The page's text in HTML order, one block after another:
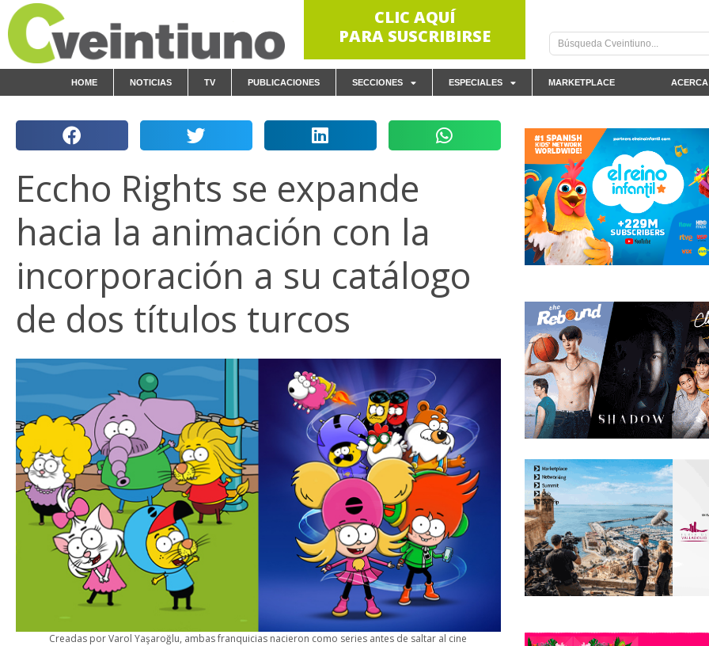
CLIC AQUÍ
PARA SUSCRIBIRSE
HOME NOTICIAS TV PUBLICACIONES SECCIONES ESPECIALES MARKETPLACE
Eccho Rights se expande
hacia la animación con la
incorporación a su catálogo
de dos títulos turcos
Creadas por Varol Yaşaroğlu, ambas franquicias nacieron como series antes de saltar al cine